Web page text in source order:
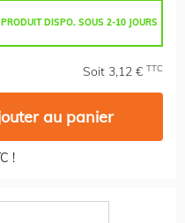
PRODUIT DISPO. SOUS 2-10 JOURS
Soit 3,12 € TTC
au panier
!